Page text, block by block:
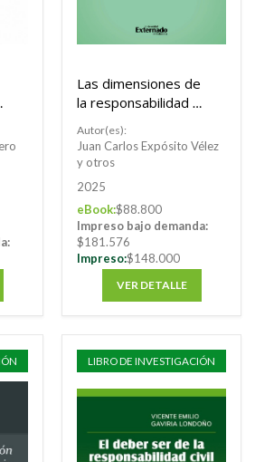
Las dimensiones de
la responsabilidad en
la contratación del
Estado
Autor(es):
Juan Carlos Expósito Vélez
y otros
2025
eBook:$88.800
Impreso bajo demanda:
$181.576
Impreso:$148.000
VER DETALLE
LIBRO DE INVESTIGACIÓN